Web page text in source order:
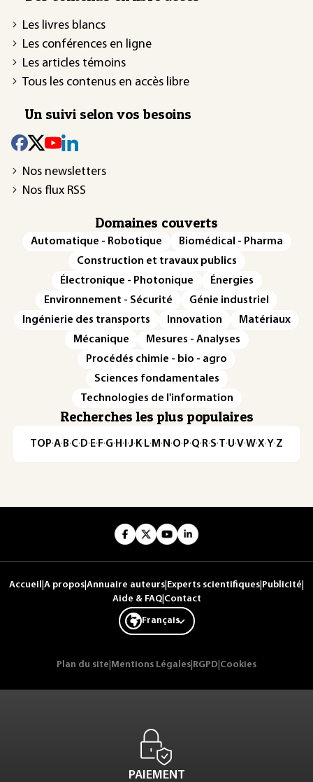
Les livres blancs
Les conférences en ligne
Les articles témoins
Tous les contenus en accès libre
Un suivi selon vos besoins
Nos newsletters
Nos flux RSS
Domaines couverts
Automatique - Robotique
Biomédical - Pharma
Construction et travaux publics
Électronique - Photonique
Énergies
Environnement - Sécurité
Génie industriel
Ingénierie des transports
Innovation
Matériaux
Mécanique
Mesures - Analyses
Procédés chimie - bio - agro
Sciences fondamentales
Technologies de l'information
Recherches les plus populaires
TOP·A·B·C· D· E· F·G· H · ·J· K· L· M · N ·O· P·Q· R·S·T·U·V·W·X·Y·Z
Accueil A propos Annuaire auteurs Experts scientifiques Publicité
Aide & FAQ| Contact
Français
Plan du site Mentions Légales RGPD Cookies
PAIEMENT